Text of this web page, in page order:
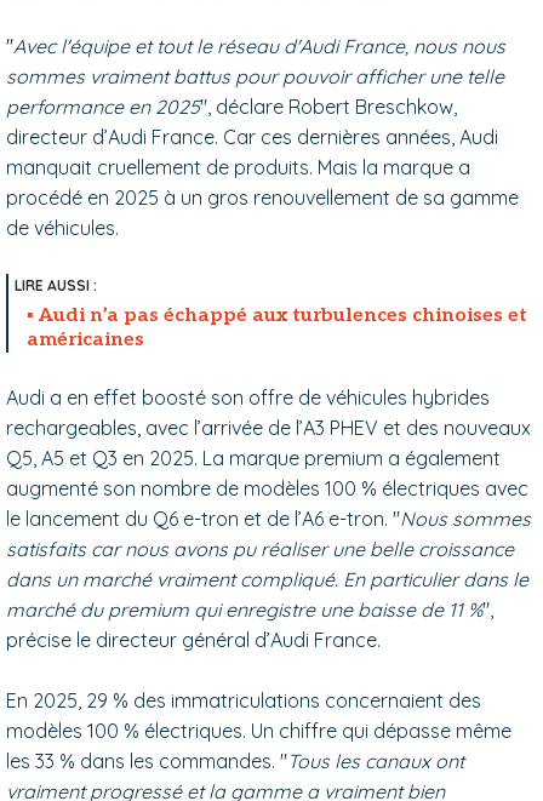
"Avec l'équipe et tout le réseau d'Audi France, nous nous
sommes vraiment battus pour pouvoir afficher une telle
performance en 2025", déclare Robert Breschkow,
directeur d’Audi France. Car ces dernières années, Audi
manquait cruellement de produits. Mais la marque a
procédé en 2025 à un gros renouvellement de sa gamme
de véhicules.
Audi n’a pas échappé aux turbulences chinoises et
américaines
Audi a en effet boosté son offre de véhicules hybrides
rechargeables, avec l’arrivée de l’A3 PHEV et des nouveaux
Q5, A5 et Q3 en 2025. La marque premium a également
augmenté son nombre de modèles 100 % électriques avec
le lancement du Q6 e-tron et de l’A6 e-tron. "Nous sommes
satisfaits car nous avons pu réaliser une belle croissance
dans un marché vraiment compliqué. En particulier dans le
marché du premium qui enregistre une baisse de 11 %",
précise le directeur général d’Audi France.
En 2025, 29 % des immatriculations concernaient des
modèles 100 % électriques. Un chiffre qui dépasse même
les 33 % dans les commandes. "Tous les canaux ont
vraiment progressé et la gamme a vraiment bien